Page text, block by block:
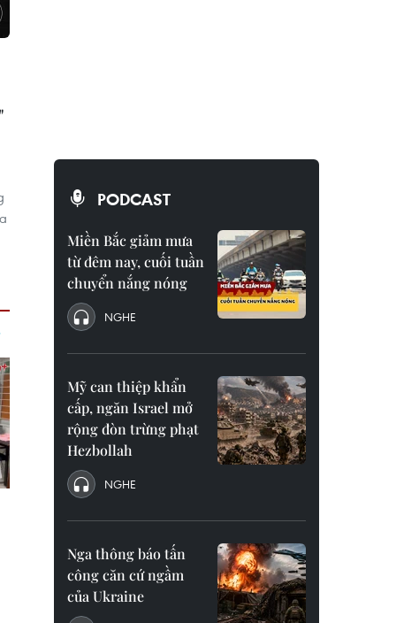
PODCAST
Miền Bắc giảm mưa
từ đêm nay, cuối tuần
chuyển nắng nóng
NGHE
Mỹ can thiệp khẩn
cấp, ngăn Israel mở
rộng đòn trừng phạt
Hezbollah
NGHE
Nga thông báo tấn
công căn cứ ngầm
của Ukraine